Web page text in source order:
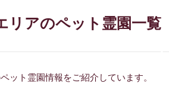
リアのペット霊園一覧
ット霊園情報をご紹介しています。